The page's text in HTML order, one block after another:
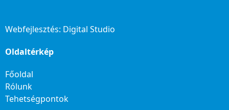
Webfejlesztés: Digital Studio
Oldaltérkép
Főoldal
Rólunk
Tehetségpontok